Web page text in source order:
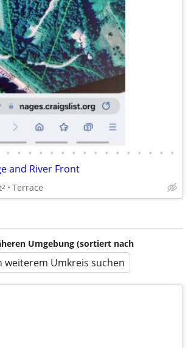
• • • • • • • • • • • • • • • •
and River Front
2 Terrace
Umgebung (sortiert nach
weiterem Umkreis suchen